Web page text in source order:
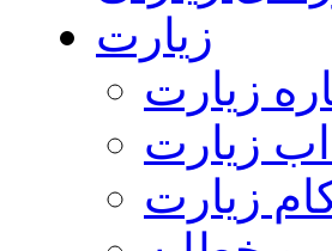
زیارت
زیارت
زیارت
زیارت